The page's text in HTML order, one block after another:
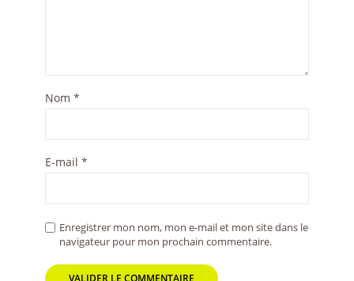
Nom *
E-mail *
Enregistrer mon nom, mon e-mail et mon site dans le
navigateur pour mon prochain commentaire.